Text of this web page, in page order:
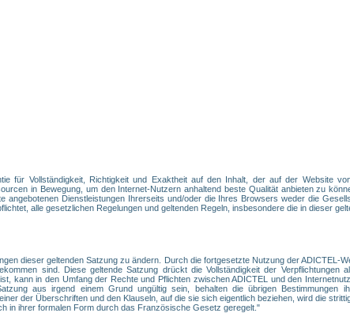
für Vollständigkeit, Richtigkeit und Exaktheit auf den Inhalt, der auf der Website
in Bewegung, um den Internet-Nutzern anhaltend beste Qualität anbieten zu
angebotenen Dienstleistungen Ihrerseits und/oder die Ihres Browsers weder die
alle gesetzlichen Regelungen und geltenden Regeln, insbesondere die in dieser
dieser geltenden Satzung zu ändern. Durch die fortgesetzte Nutzung der ADICTEL-
sind. Diese geltende Satzung drückt die Vollständigkeit der Verpflichtungen
kann in den Umfang der Rechte und Pflichten zwischen ADICTEL und den
aus irgend einem Grund ungültig sein, behalten die übrigen Bestimmungen
der Überschriften und den Klauseln, auf die sie sich eigentlich beziehen, wird die
in ihrer formalen Form durch das Französische Gesetz geregelt."